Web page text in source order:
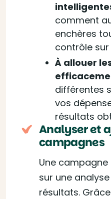
comment
enchères
contrôle
À allouer
différentes
vos
résultats
Analyser et
campagnes
Une
sur une
résultats.